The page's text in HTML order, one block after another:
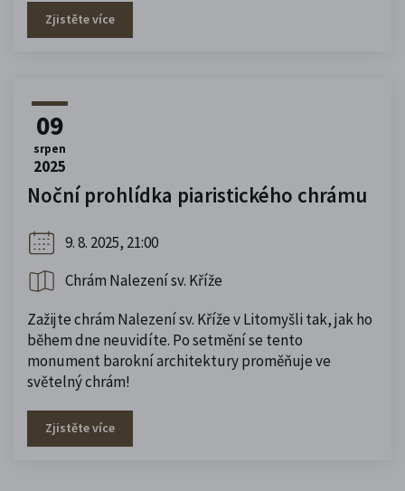
Zjistěte více
09
srpen
2025
Noční prohlídka piaristického chrámu
9. 8. 2025, 21:00
Chrám Nalezení sv. Kříže
Zažijte chrám Nalezení sv. Kříže v Litomyšli tak, jak ho
během dne neuvidíte. Po setmění se tento
monument barokní architektury proměňuje ve
světelný chrám!
Zjistěte více